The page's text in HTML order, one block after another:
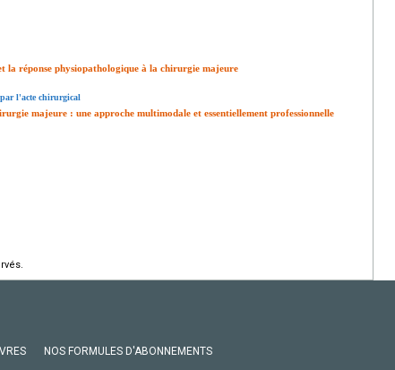
la réponse physiopathologique à la chirurgie majeure
par l'acte chirurgical
majeure : une approche multimodale et essentiellement professionnelle
NOS FORMULES D'ABONNEMENTS